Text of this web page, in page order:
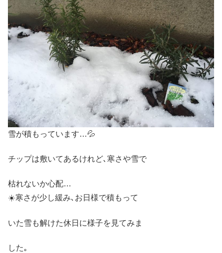
雪が積もっています…💦
チップは敷いてあるけれど､寒さや雪で
枯れないか心配…
☀️寒さが少し緩み､お日様で積もって
いた雪も解けた休日に様子を見てみま
した｡